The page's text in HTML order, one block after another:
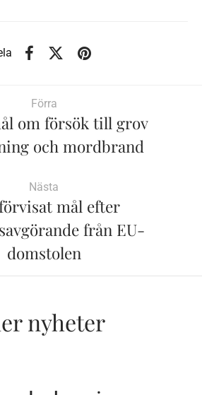
Förra
om försök till grov
och mordbrand
Nästa
mål efter
från EU-
domstolen
nyheter